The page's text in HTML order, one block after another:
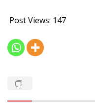
Post Views: 147